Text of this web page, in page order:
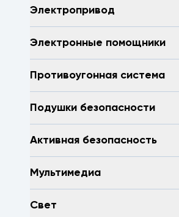
Электропривод
Электронные помощники
Противоугонная система
Подушки безопасности
Активная безопасность
Мультимедиа
Свет